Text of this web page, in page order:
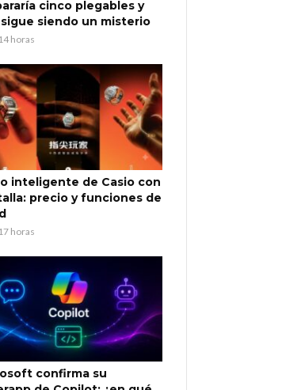
cinco plegables y
siendo un misterio
horas
inteligente de Casio con
precio y funciones de
horas
confirma su